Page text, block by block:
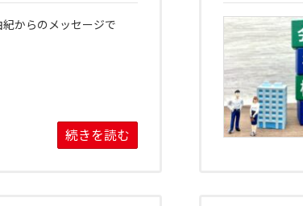
からのメッセージで
続きを読む